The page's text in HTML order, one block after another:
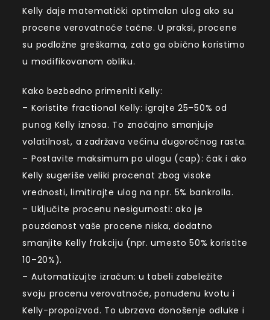
Kelly daje matematički optimalan ulog ako su
procene verovatnoće tačne. U praksi, procene
su podložne greškama, zato ga obično koristimo
u modifikovanom obliku.
Kako bezbedno primeniti Kelly:
– Koristite fractional Kelly: igrajte 25–50% od
punog Kelly iznosa. To značajno smanjuje
volatilnost, a zadržava većinu dugoročnog rasta.
– Postavite maksimum po ulogu (cap): čak i ako
Kelly sugeriše veliki procenat zbog visoke
vrednosti, limitirajte ulog na npr. 5% bankrolla.
– Uključite procenu nesigurnosti: ako je
pouzdanost vaše procene niska, dodatno
smanjite Kelly frakciju (npr. umesto 50% koristite
10–20%).
– Automatizujte izračun: u tabeli zabeležite
svoju procenu verovatnoće, ponuđenu kvotu i
Kelly-propoizvod. To ubrzava donošenje odluke i